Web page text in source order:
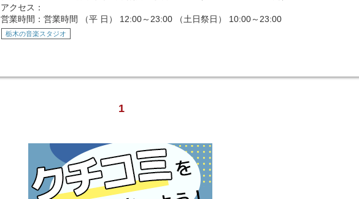
アクセス：
営業時間：営業時間 （平 日） 12:00～23:00 （土日祭日） 10:00～23:00
栃木の音楽スタジオ
1